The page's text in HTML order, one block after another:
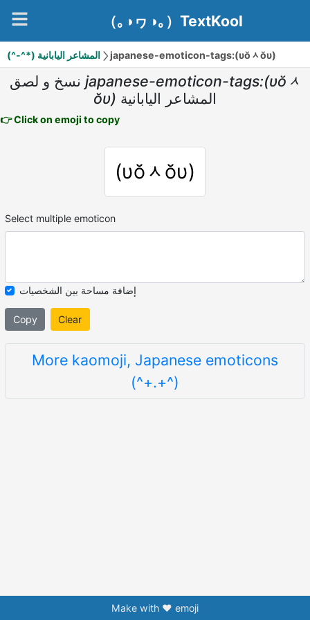
（｡◑ヮ◑｡）TextKool
(^-^*) المشاعر اليابانية japanese-emoticon-tags:(υŏᆺŏυ)
نسخ و لصق japanese-emoticon-tags:(υŏᆺ
ŏυ) المشاعر اليابانية
👉 Click on emoji to copy
(υŏᆺŏυ)
Select multiple emoticon
إضافة مساحة بين الشخصيات
Copy Clear
More kaomoji, Japanese emoticons
(^+.+^)
Make with ❤️ emoji